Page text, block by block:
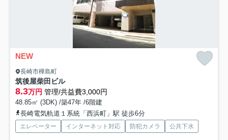
NEW
長崎市樺島町
筑後屋柴田ビル
8.3万円 管理/共益費3,000円
48.85㎡ (3DK) /築47年 /6階建
長崎電気軌道１系統「西浜町」駅 徒歩6分
エレベーター インターネット対応 防犯カメラ 公共下水